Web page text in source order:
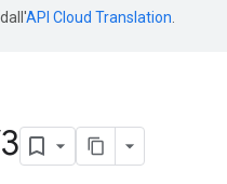
API Cloud Translation